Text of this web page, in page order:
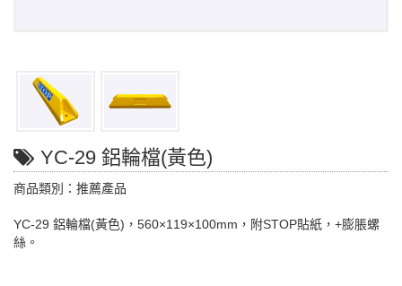
YC-29 鋁輪檔(黃色)
商品類別：推薦產品
YC-29 鋁輪檔(黃色)，560×119×100mm，附STOP貼紙，+膨脹螺
絲。